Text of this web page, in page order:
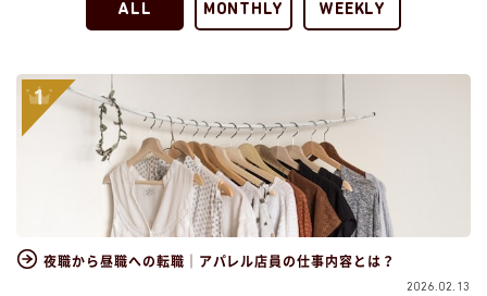
ALL MONTHLY WEEKLY
夜職から昼職への転職｜アパレル店員の仕事内容とは？
2026.02.13